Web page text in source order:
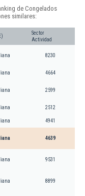
de Congelados
similares:
Sector
Actividad
8230
4664
2599
2512
4941
4639
9531
8899